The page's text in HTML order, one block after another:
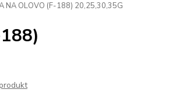
NA OLOVO (F-188) 20,25,30,35G